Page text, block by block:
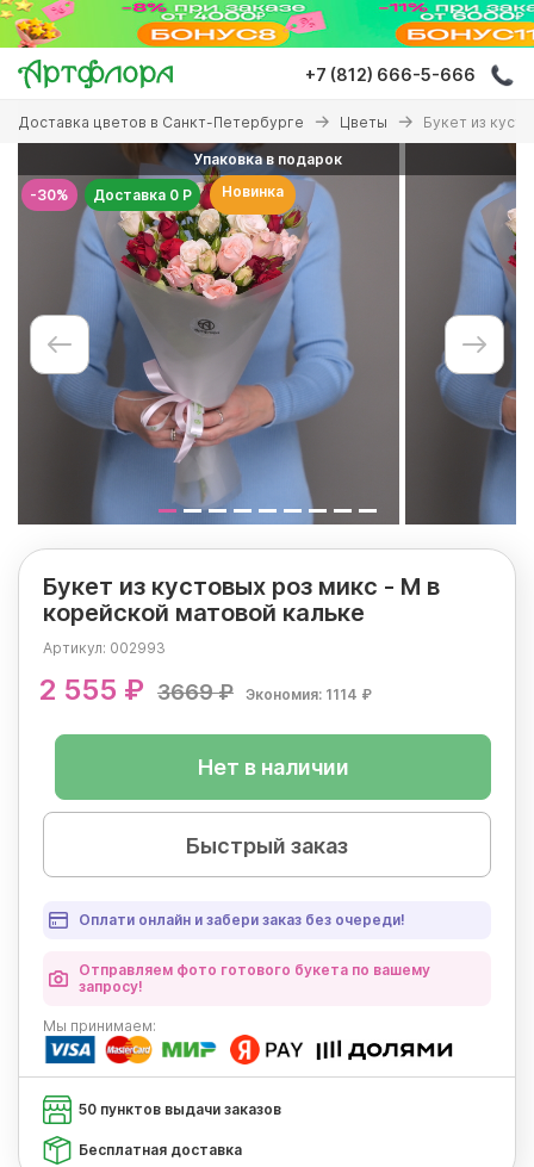
Перейти
основному
содержанию
+7 (812) 666-5-666
Вы
здесь
Доставка цветов в Санкт-Петербурге Цветы Букет из
-30%
Упаковка в подарок
Доставка 0 Р
Новинка
Букет из кустовых роз микс - M в
корейской матовой кальке
Артикул: 002993
2 555 ₽ 3669 ₽ Экономия: 1114 ₽
Нет в наличии
Быстрый заказ
Оплати онлайн и забери заказ без очереди!
Отправляем фото готового букета по вашему
запросу!
Мы принимаем:
50 пунктов выдачи заказов
Бесплатная доставка